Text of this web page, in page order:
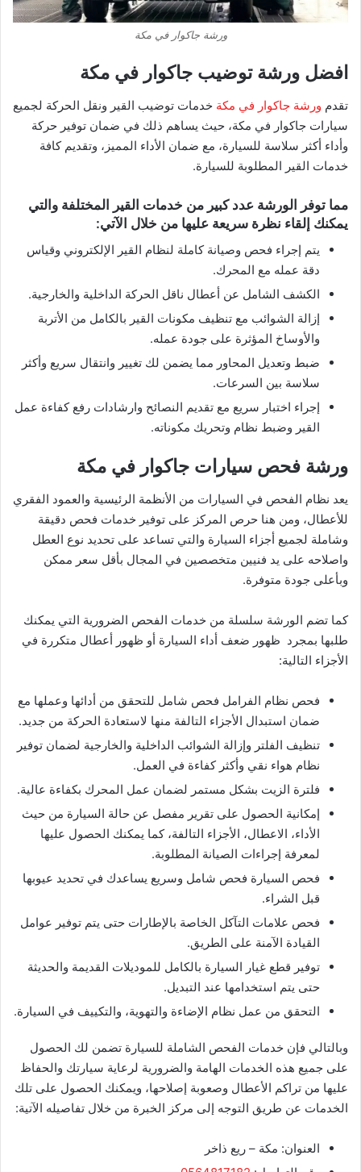
ورشة جاكوار في مكة
افضل ورشة توضيب جاكوار في مكة
تقدم ورشة جاكوار في مكة خدمات توضيب القير ونقل الحركة لجميع
سيارات جاكوار في مكة، حيث يساهم ذلك في ضمان توفير حركة
وأداء أكثر سلاسة للسيارة، مع ضمان الأداء المميز، وتقديم كافة
خدمات القير المطلوبة للسيارة.
مما توفر الورشة عدد كبير من خدمات القير المختلفة والتي
يمكنك إلقاء نظرة سريعة عليها من خلال الآتي:
يتم إجراء فحص وصيانة كاملة لنظام القير الإلكتروني وقياس
دقة عمله مع المحرك.
الكشف الشامل عن أعطال ناقل الحركة الداخلية والخارجية.
إزالة الشوائب مع تنظيف مكونات القير بالكامل من الأتربة
والأوساخ المؤثرة على جودة عمله.
ضبط وتعديل المحاور مما يضمن لك تغيير وانتقال سريع وأكثر
سلاسة بين السرعات.
إجراء اختبار سريع مع تقديم النصائح وارشادات رفع كفاءة عمل
القير وضبط نظام وتحريك مكوناته.
ورشة فحص سيارات جاكوار في مكة
يعد نظام الفحص في السيارات من الأنظمة الرئيسية والعمود الفقري
للأعطال، ومن هنا حرص المركز على توفير خدمات فحص دقيقة
وشاملة لجميع أجزاء السيارة والتي تساعد على تحديد نوع العطل
واصلاحه على يد فنيين متخصصين في المجال بأقل سعر ممكن
وبأعلى جودة متوفرة.
كما تضم الورشة سلسلة من خدمات الفحص الضرورية التي يمكنك
طلبها بمجرد ظهور ضعف أداء السيارة أو ظهور أعطال متكررة في
الأجزاء التالية:
فحص نظام الفرامل فحص شامل للتحقق من أدائها وعملها مع
ضمان استبدال الأجزاء التالفة منها لاستعادة الحركة من جديد.
تنظيف الفلتر وإزالة الشوائب الداخلية والخارجية لضمان توفير
نظام هواء نقي وأكثر كفاءة في العمل.
فلترة الزيت بشكل مستمر لضمان عمل المحرك بكفاءة عالية.
إمكانية الحصول على تقرير مفصل عن حالة السيارة من حيث
الأداء، الاعطال، الأجزاء التالفة، كما يمكنك الحصول عليها
لمعرفة إجراءات الصيانة المطلوبة.
فحص السيارة فحص شامل وسريع يساعدك في تحديد عيوبها
قبل الشراء.
فحص علامات التآكل الخاصة بالإطارات حتى يتم توفير عوامل
القيادة الآمنة على الطريق.
توفير قطع غيار السيارة بالكامل للموديلات القديمة والحديثة
حتى يتم استخدامها عند التبديل.
التحقق من عمل نظام الإضاءة والتهوية، والتكييف في السيارة.
وبالتالي فإن خدمات الفحص الشاملة للسيارة تضمن لك الحصول
على جميع هذه الخدمات الهامة والضرورية لرعاية سيارتك والحفاظ
عليها من تراكم الأعطال وصعوبة إصلاحها، ويمكنك الحصول على تلك
الخدمات عن طريق التوجه إلى مركز الخبرة من خلال تفاصيله الآتية:
​العنوان: مكة – ريع ذاخر